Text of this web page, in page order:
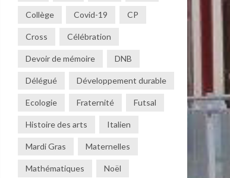
21
MAI
Ambassadeur Anti-
Lycée Jeanne d’Arc
Les ambassadeurs
harcèlement du lycée
intervenus auprès de
nos quatre classes de 6e
afin de sensibiliser les...
Actualités,Collège ,Non classé
Collège Covid-19 CP
Cross Célébration
Devoir de mémoire DNB
Délégué Développement durable
Ecologie Fraternité Futsal
Histoire des arts Italien
Mardi Gras Maternelles
Mathématiques Noël